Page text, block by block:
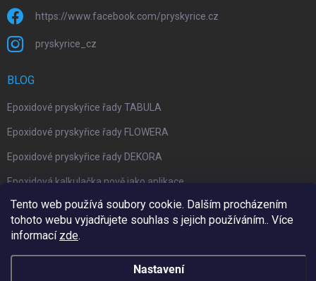
Tento web používá soubory cookie. Dalším procházením
tohoto webu vyjadřujete souhlas s jejich používáním.. Více
informací zde.
Nastavení
https://www.facebook.com/pryskyrice.cz
pryskyrice_cz
BLOG
Epoxidové pryskyřice řady TABULA
Epoxidové pryskyřice řady FLOWERA
Epoxidové pryskyřice řady DEKORA
Epoxidová kalkulačka nově jako aplikace